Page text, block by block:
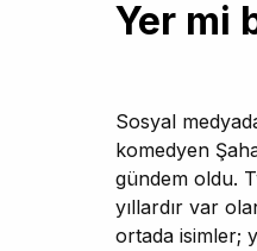
Yer mi
Sosyal
komedyen
gündem oldu.
yıllardır var
ortada isimler;